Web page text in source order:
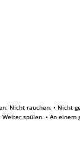
Nicht rauchen. • Nicht
spülen. • An